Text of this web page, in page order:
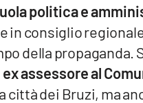
politica e
in consiglio
della
assessore al
dei Bruzi, ma